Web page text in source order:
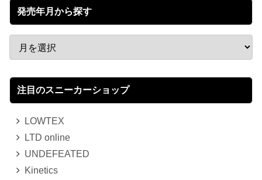
発売年月から探す
注目のスニーカーショップ
LOWTEX
LTD online
UNDEFEATED
Kinetics